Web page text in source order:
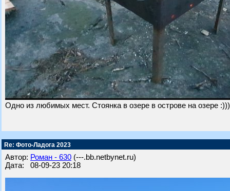
Одно из любимых мест. Стоянка в озере в острове на озере :)))
Re: Фото-Ладога 2023
Автор: Роман - 630 (---.bb.netbynet.ru)
Дата: 08-09-23 20:18